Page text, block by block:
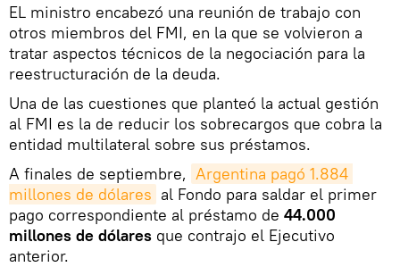
EL ministro encabezó una reunión de trabajo con
otros miembros del FMI, en la que se volvieron a
tratar aspectos técnicos de la negociación para la
reestructuración de la deuda.
Una de las cuestiones que planteó la actual gestión
al FMI es la de reducir los sobrecargos que cobra la
entidad multilateral sobre sus préstamos.
A finales de septiembre, Argentina pagó 1.884
millones de dólares al Fondo para saldar el primer
pago correspondiente al préstamo de 44.000
millones de dólares que contrajo el Ejecutivo
anterior.